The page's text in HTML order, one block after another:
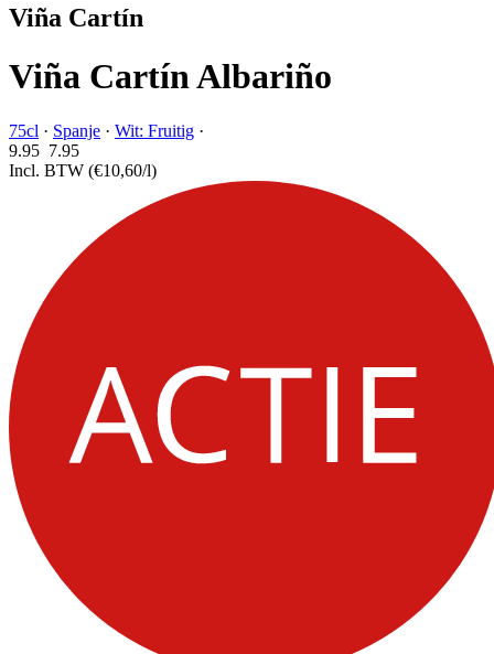
Viña Cartín
Viña Cartín Albariño
75cl · Spanje · Wit: Fruitig ·
9.95 7.95
Incl. BTW (€10,60/l)